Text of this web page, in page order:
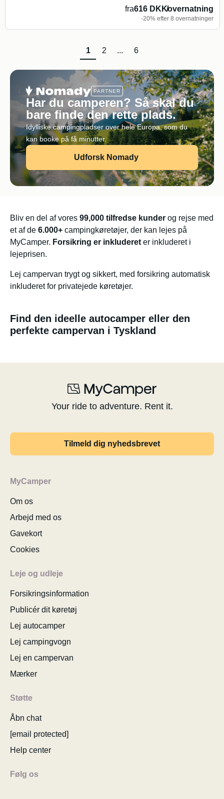
fra616 DKK/overnatning
-20% efter 8 overnatninger
1 2 ... 6
PARTNER
Har du camperen? Så skal du
bare finde den rette plads.
Idylliske campingpladser over hele Europa, som du
kan booke på få minutter.
Udforsk Nomady
Bliv en del af vores 99,000 tilfredse kunder og rejse med
et af de 6.000+ campingkøretøjer, der kan lejes på
MyCamper. Forsikring er inkluderet er inkluderet i
lejeprisen.
Lej campervan trygt og sikkert, med forsikring automatisk
inkluderet for privatejede køretøjer.
Find den ideelle autocamper eller den
perfekte campervan i Tyskland
Your ride to adventure. Rent it.
Tilmeld dig nyhedsbrevet
MyCamper
Om os
Arbejd med os
Gavekort
Cookies
Leje og udleje
Forsikringsinformation
Publicér dit køretøj
Lej autocamper
Lej campingvogn
Lej en campervan
Mærker
Støtte
Åbn chat
[email protected]
Help center
Følg os